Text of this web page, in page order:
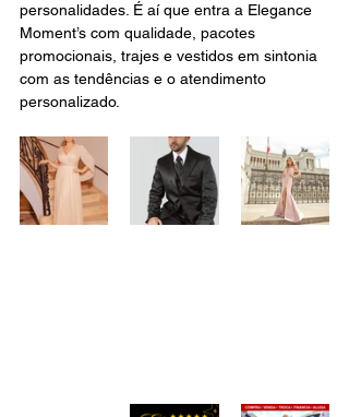
personalidades. É aí que entra a Elegance
Moment’s com qualidade, pacotes
promocionais, trajes e vestidos em sintonia
com as tendências e o atendimento
personalizado.